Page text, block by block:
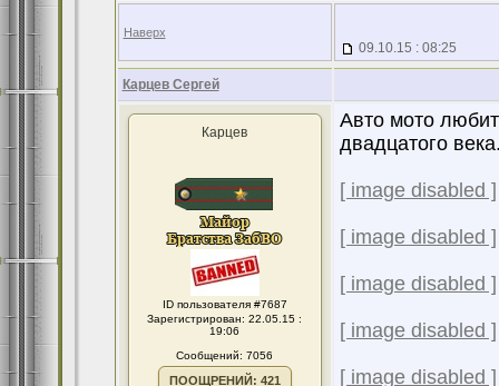
Наверх
09.10.15 : 08:25
Карцев Сергей
Карцев
ID пользователя #7687
Зарегистрирован: 22.05.15 :
19:06
Сообщений: 7056
ПООЩРЕНИЙ: 421
Авто мото
двадцатого
[ image disabled ]
[ image disabled ]
[ image disabled ]
[ image disabled ]
[ image disabled ]